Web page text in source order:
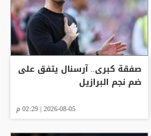
صفقة كبرى.. آرسنال يتفق على
ضم نجم البرازيل
2026-08-05 | 02:29 م